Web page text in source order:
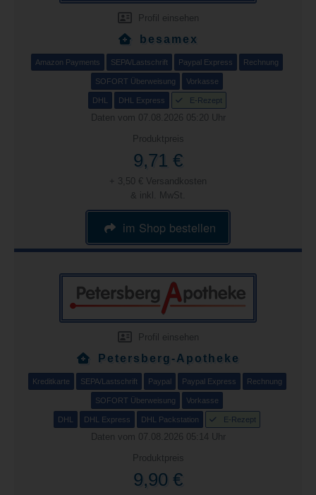
Profil einsehen
besamex
Amazon Payments SEPA/Lastschrift Paypal Express Rechnung
SOFORT Überweisung Vorkasse
DHL DHL Express E-Rezept
Daten vom 07.08.2026 05:20 Uhr
Produktpreis
9,71 €
+ 3,50 € Versandkosten
& inkl. MwSt.
im Shop bestellen
Profil einsehen
Petersberg-Apotheke
Kreditkarte SEPA/Lastschrift Paypal Paypal Express Rechnung
SOFORT Überweisung Vorkasse
DHL DHL Express DHL Packstation E-Rezept
Daten vom 07.08.2026 05:14 Uhr
Produktpreis
9,90 €